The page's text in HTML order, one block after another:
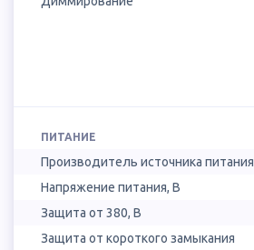
ПИТАНИЕ
Производитель источника питания
Напряжение питания, В
Защита от 380, В
Защита от короткого замыкания